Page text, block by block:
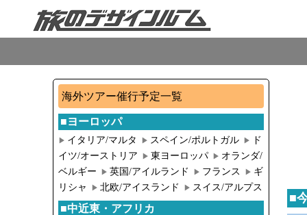
海外ツアー催行予定一覧
■ヨーロッパ
▶︎ イタリア/マルタ ▶︎ スペイン/ポルトガル ▶︎
ド
イツ/オーストリア
▶︎ 東ヨーロッパ ▶︎ オランダ/
ベルギー
▶︎ 英国/アイルランド ▶︎ フランス ▶︎ ギ
リシャ
▶︎ 北欧/アイスランド ▶︎ スイス/アルプス
■中近東・アフリカ
■